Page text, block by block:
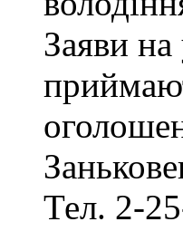
Заяви на
Тел. 2-